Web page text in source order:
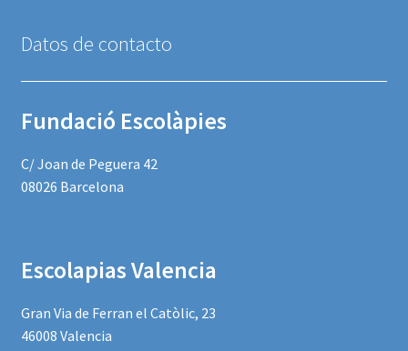
Datos de contacto
Fundació Escolàpies
C/ Joan de Peguera 42
08026 Barcelona
Escolapias Valencia
Gran Via de Ferran el Catòlic, 23
46008 Valencia